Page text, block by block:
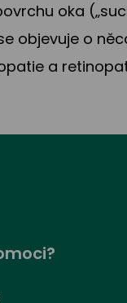
oka
objevuje o
a